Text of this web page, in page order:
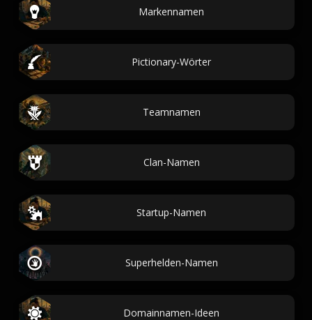
Markennamen
Pictionary-Wörter
Teamnamen
Clan-Namen
Startup-Namen
Superhelden-Namen
Domainnamen-Ideen